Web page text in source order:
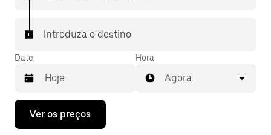
Introduza o destino
Date
Prima
tecla
Hora
Agora
Ver os preços